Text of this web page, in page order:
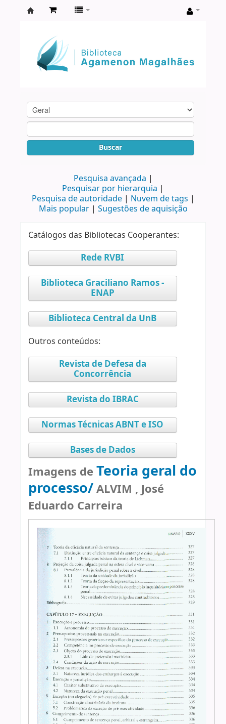
Agamenon
Magalhães
Buscar
Pesquisa avançada
Pesquisar por hierarquia
Pesquisa de autoridade
Nuvem de tags
Mais popular
Sugestões de aquisição
Catálogos das Bibliotecas Cooperantes:
Rede RVBI
Biblioteca Graciliano Ramos -
ENAP
Biblioteca Central da UnB
Outros conteúdos:
Revista de Defesa da
Concorrência
Revista do IBRAC
Normas Técnicas ABNT e ISO
Bases de Dados
Imagens de Teoria geral do
processo/ALVIM , José
Eduardo Carreira